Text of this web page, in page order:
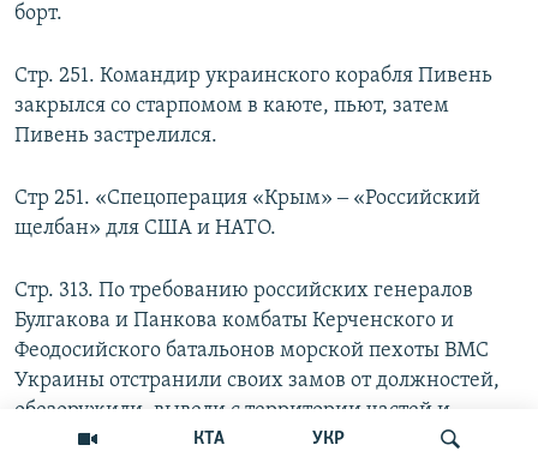
КТА УКР
борт.
Стр. 251. Командир украинского корабля Пивень
закрылся со старпомом в каюте, пьют, затем
Пивень застрелился.
Стр 251. «Спецоперация «Крым» ‒ «Российский
щелбан» для США и НАТО.
Стр. 313. По требованию российских генералов
Булгакова и Панкова комбаты Керченского и
Феодосийского батальонов морской пехоты ВМС
Украины отстранили своих замов от должностей,
обезоружили, вывели с территории частей и
запретили появляться на территории батальонов.